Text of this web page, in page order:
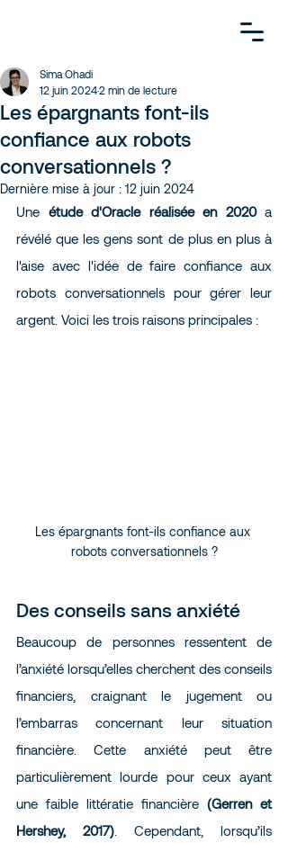
Les épargnants font-ils
confiance aux robots
conversationnels ?
Sima Ohadi
12 juin 20242 min de lecture
Dernière mise à jour : 12 juin 2024
Une étude d'Oracle réalisée en 2020 a
révélé que les gens sont de plus en plus à
l'aise avec l'idée de faire confiance aux
robots conversationnels pour gérer leur
argent. Voici les trois raisons principales :
Les épargnants font-ils confiance aux
robots conversationnels ?
Des conseils sans anxiété
Beaucoup de personnes ressentent de
l’anxiété lorsqu’elles cherchent des conseils
financiers, craignant le jugement ou
l’embarras concernant leur situation
financière. Cette anxiété peut être
particulièrement lourde pour ceux ayant
une faible littératie financière (Gerren et
Hershey, 2017) . Cependant, lorsqu’ils